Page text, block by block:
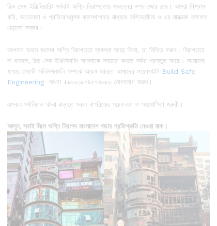
বিল্ড সেফ ইঞ্জিনিয়ারিং সর্বদাই অগ্নি নিরাপত্তার গুরুত্বের ওপর জোর দেয়। আমরা বিশ্বাস
করি, সচেতনতা ও প্রতিরোধমূলক ব্যবস্থাপনার মাধ্যমে অগ্নিদুর্ঘটনা ও এর মারাত্মক ফলাফল
এড়ানো সম্ভব।
আপনার ভবনে যথাযথ অগ্নি নিরাপত্তা ব্যবস্থা আছে কিনা, তা নিশ্চিত করুন। নিরাপত্তা
না থাকলে, বিল্ড সেফ ইঞ্জিনিয়ারিং আপনাকে সহায়তা করতে সর্বদা প্রস্তুত আছে। আমাদের
ফায়ার সেফটি সলিউশনগুলি সম্পর্কে আরও জানতে আমাদের ওয়েবসাইট Build Safe
Engineering অথবা +৮৮০১৮৭৪৫৭৭৮৮৩ যোগাযোগ করুন।
এসকল মর্মান্তিক ঘটনা এড়াতে সকল নাগরিকের সচেতনতা ও সহযোগিতা জরুরী।
আসুন, সবাই মিলে অগ্নি নিরাপদ বাংলাদেশ গড়ার প্রতিশ্রুতি নেওয়া যাক।